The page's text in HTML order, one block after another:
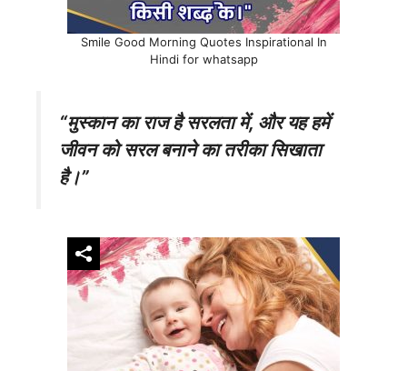
Smile Good Morning Quotes Inspirational In
Hindi for whatsapp
“मुस्कान का राज है सरलता में, और यह हमें
जीवन को सरल बनाने का तरीका सिखाता
है।”